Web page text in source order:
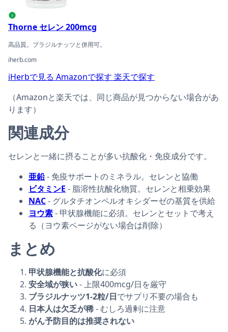
i
Thorne セレン 200mcg
高品質。ブラジルナッツと併用可。
iherb.com
iHerbで見る Amazonで探す 楽天で探す
（Amazonと楽天では、同じ商品が見つからない場合があ
ります）
関連成分
セレンと一緒に摂ることが多い抗酸化・免疫成分です。
亜鉛- 免疫サポートのミネラル。セレンと協働
ビタミンE - 脂溶性抗酸化物質。セレンと相乗効果
NAC- グルタチオンペルオキシダーゼの基質を供給
ヨウ素- 甲状腺機能に必須。セレンとセットで考え
る（ヨウ素ページがない場合は削除）
まとめ
甲状腺機能と抗酸化に必須
安全域が狭い- 上限400mcg/日を厳守
ブラジルナッツ1-2粒/日でサプリ不要の場合も
日本人は欠乏が稀- むしろ過剰に注意
がん予防目的は推奨されない